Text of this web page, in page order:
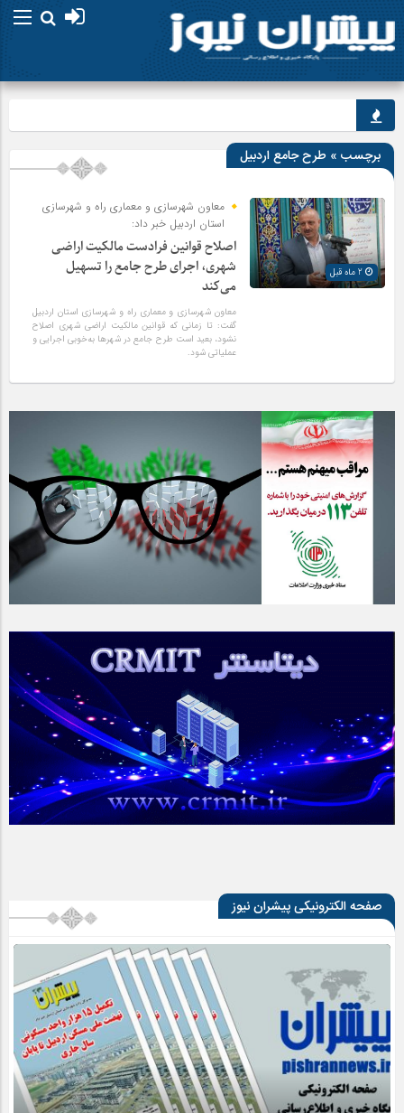
برچسب » طرح جامع اردبیل
معاون شهرسازی و معماری راه و شهرسازی
استان اردبیل خبر داد:
اصلاح قوانین فرادست مالکیت اراضی
شهری، اجرای طرح جامع را تسهیل
می‌کند
معاون شهرسازی و معماری راه و شهرسازی استان اردبیل
گفت: تا زمانی که قوانین مالکیت اراضی شهری اصلاح
نشود، بعید است طرح جامع در شهرها به‌خوبی اجرایی و
عملیاتی شود.
صفحه الکترونیکی پیشران نیوز